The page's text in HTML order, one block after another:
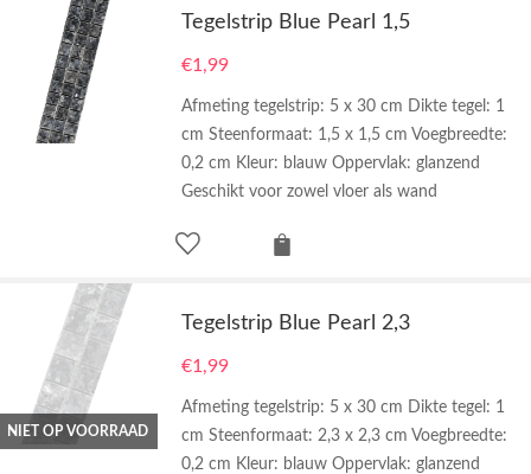
Tegelstrip Blue Pearl 1,5
€1,99
Afmeting tegelstrip: 5 x 30 cm Dikte tegel: 1
cm Steenformaat: 1,5 x 1,5 cm Voegbreedte:
0,2 cm Kleur: blauw Oppervlak: glanzend
Geschikt voor zowel vloer als wand
NIET OP VOORRAAD
Tegelstrip Blue Pearl 2,3
€1,99
Afmeting tegelstrip: 5 x 30 cm Dikte tegel: 1
cm Steenformaat: 2,3 x 2,3 cm Voegbreedte:
0,2 cm Kleur: blauw Oppervlak: glanzend